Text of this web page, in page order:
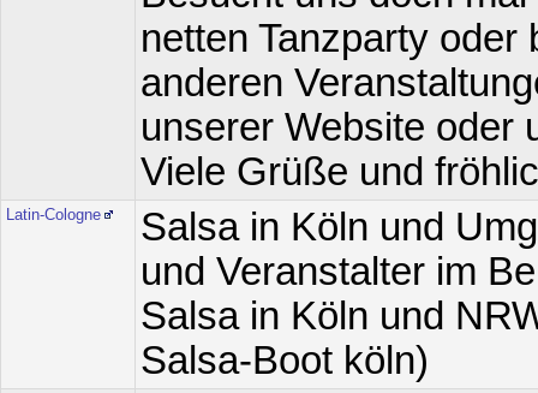
netten Tanzparty
anderen
unserer Website oder
Viele Grüße und
Latin-Cologne
Salsa in Köln und
und Veranstalter im
Salsa in Köln und
Salsa-Boot köln)